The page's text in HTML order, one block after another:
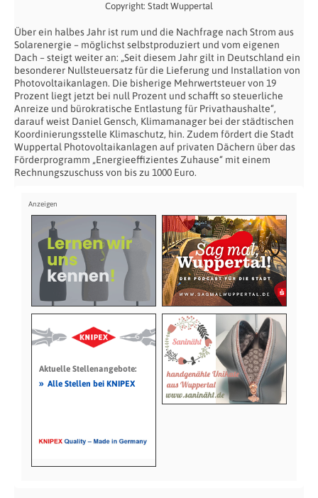
Copyright: Stadt Wuppertal
Über ein halbes Jahr ist rum und die Nachfrage nach Strom aus
Solarenergie – möglichst selbstproduziert und vom eigenen
Dach – steigt weiter an: „Seit diesem Jahr gilt in Deutschland ein
besonderer Nullsteuersatz für die Lieferung und Installation von
Photovoltaikanlagen. Die bisherige Mehrwertsteuer von 19
Prozent liegt jetzt bei null Prozent und schafft so steuerliche
Anreize und bürokratische Entlastung für Privathaushalte“,
darauf weist Daniel Gensch, Klimamanager bei der städtischen
Koordinierungsstelle Klimaschutz, hin. Zudem fördert die Stadt
Wuppertal Photovoltaikanlagen auf privaten Dächern über das
Förderprogramm „Energieeffizientes Zuhause“ mit einem
Rechnungszuschuss von bis zu 1000 Euro.
Aktuelle Stellenangebote:
» Alle Stellen bei KNIPEX